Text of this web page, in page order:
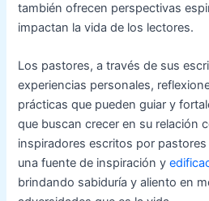
también ofrecen perspectivas
impactan la vida de los lectores.
Los pastores, a través de sus
experiencias personales,
prácticas que pueden guiar y
que buscan crecer en su relación
inspiradores escritos por
una fuente de inspiración y
brindando sabiduría y aliento en